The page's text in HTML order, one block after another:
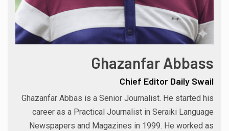
Ghazanfar Abbass
Chief Editor Daily Swail
Ghazanfar Abbas is a Senior Journalist. He started his
career as a Practical Journalist in Seraiki Language
Newspapers and Magazines in 1999. He worked as